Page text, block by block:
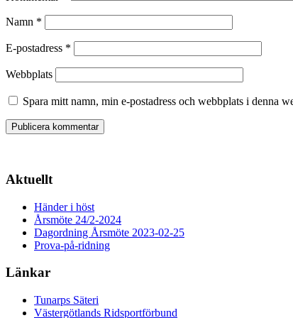
Namn *
E-postadress *
Webbplats
Spara mitt namn, min e-postadress och webbplats i denna
Aktuellt
Händer i höst
Årsmöte 24/2-2024
Dagordning Årsmöte 2023-02-25
Prova-på-ridning
Länkar
Tunarps Säteri
Västergötlands Ridsportförbund